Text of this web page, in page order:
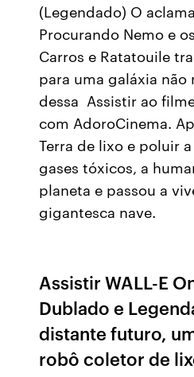
(Legendado) O
Procurando Nemo e
Carros e Ratatouile
para uma galáxia
dessa Assistir ao
com AdoroCinema.
Terra de lixo e poluir
gases tóxicos, a
planeta e passou a
gigantesca nave.
Assistir WALL-E
Dublado e
distante futuro,
robô coletor de